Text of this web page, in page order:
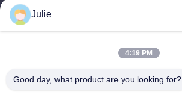
ই-মেইল
আমাদের ঠিকানা
Julie
4:19 PM
Good day, what product are you looking for?